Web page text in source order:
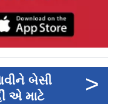
બેસી
એ માટે
>